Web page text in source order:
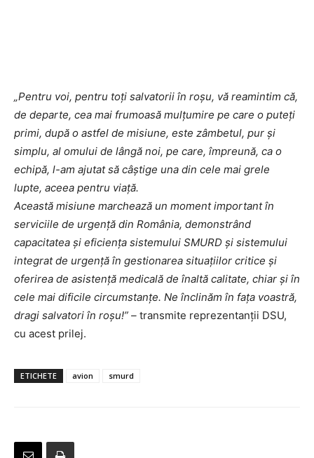
„Pentru voi, pentru toți salvatorii în roșu, vă reamintim că,
de departe, cea mai frumoasă mulțumire pe care o puteți
primi, după o astfel de misiune, este zâmbetul, pur și
simplu, al omului de lângă noi, pe care, împreună, ca o
echipă, l-am ajutat să câștige una din cele mai grele
lupte, aceea pentru viață.
Această misiune marchează un moment important în
serviciile de urgență din România, demonstrând
capacitatea și eficiența sistemului SMURD și sistemului
integrat de urgență în gestionarea situațiilor critice și
oferirea de asistență medicală de înaltă calitate, chiar și în
cele mai dificile circumstanțe. Ne înclinăm în fața voastră,
dragi salvatori în roșu!” – transmite reprezentanții DSU,
cu acest prilej.
ETICHETE avion smurd